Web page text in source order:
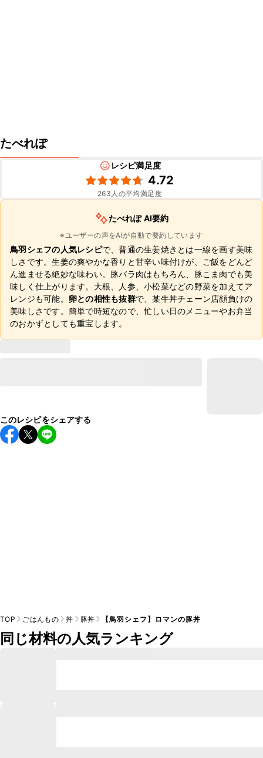
たべれぽ
レシピ満足度
4.72
263 人の平均満足度
たべれぽ AI要約
※ユーザーの声をAIが自動で要約しています
鳥羽シェフの人気レシピで、普通の生姜焼きとは一線を画す美味
しさです。生姜の爽やかな香りと甘辛い味付けが、ご飯をどんど
ん進ませる絶妙な味わい。豚バラ肉はもちろん、豚こま肉でも美
味しく仕上がります。大根、人参、小松菜などの野菜を加えてア
レンジも可能。 卵との相性も抜群で、某牛丼チェーン店顔負けの
美味しさです。簡単で時短なので、忙しい日のメニューやお弁当
のおかずとしても重宝します。
このレシピをシェアする
TOP ごはんもの 丼 豚丼 【鳥羽シェフ】ロマンの豚丼
同じ材料の人気ランキング